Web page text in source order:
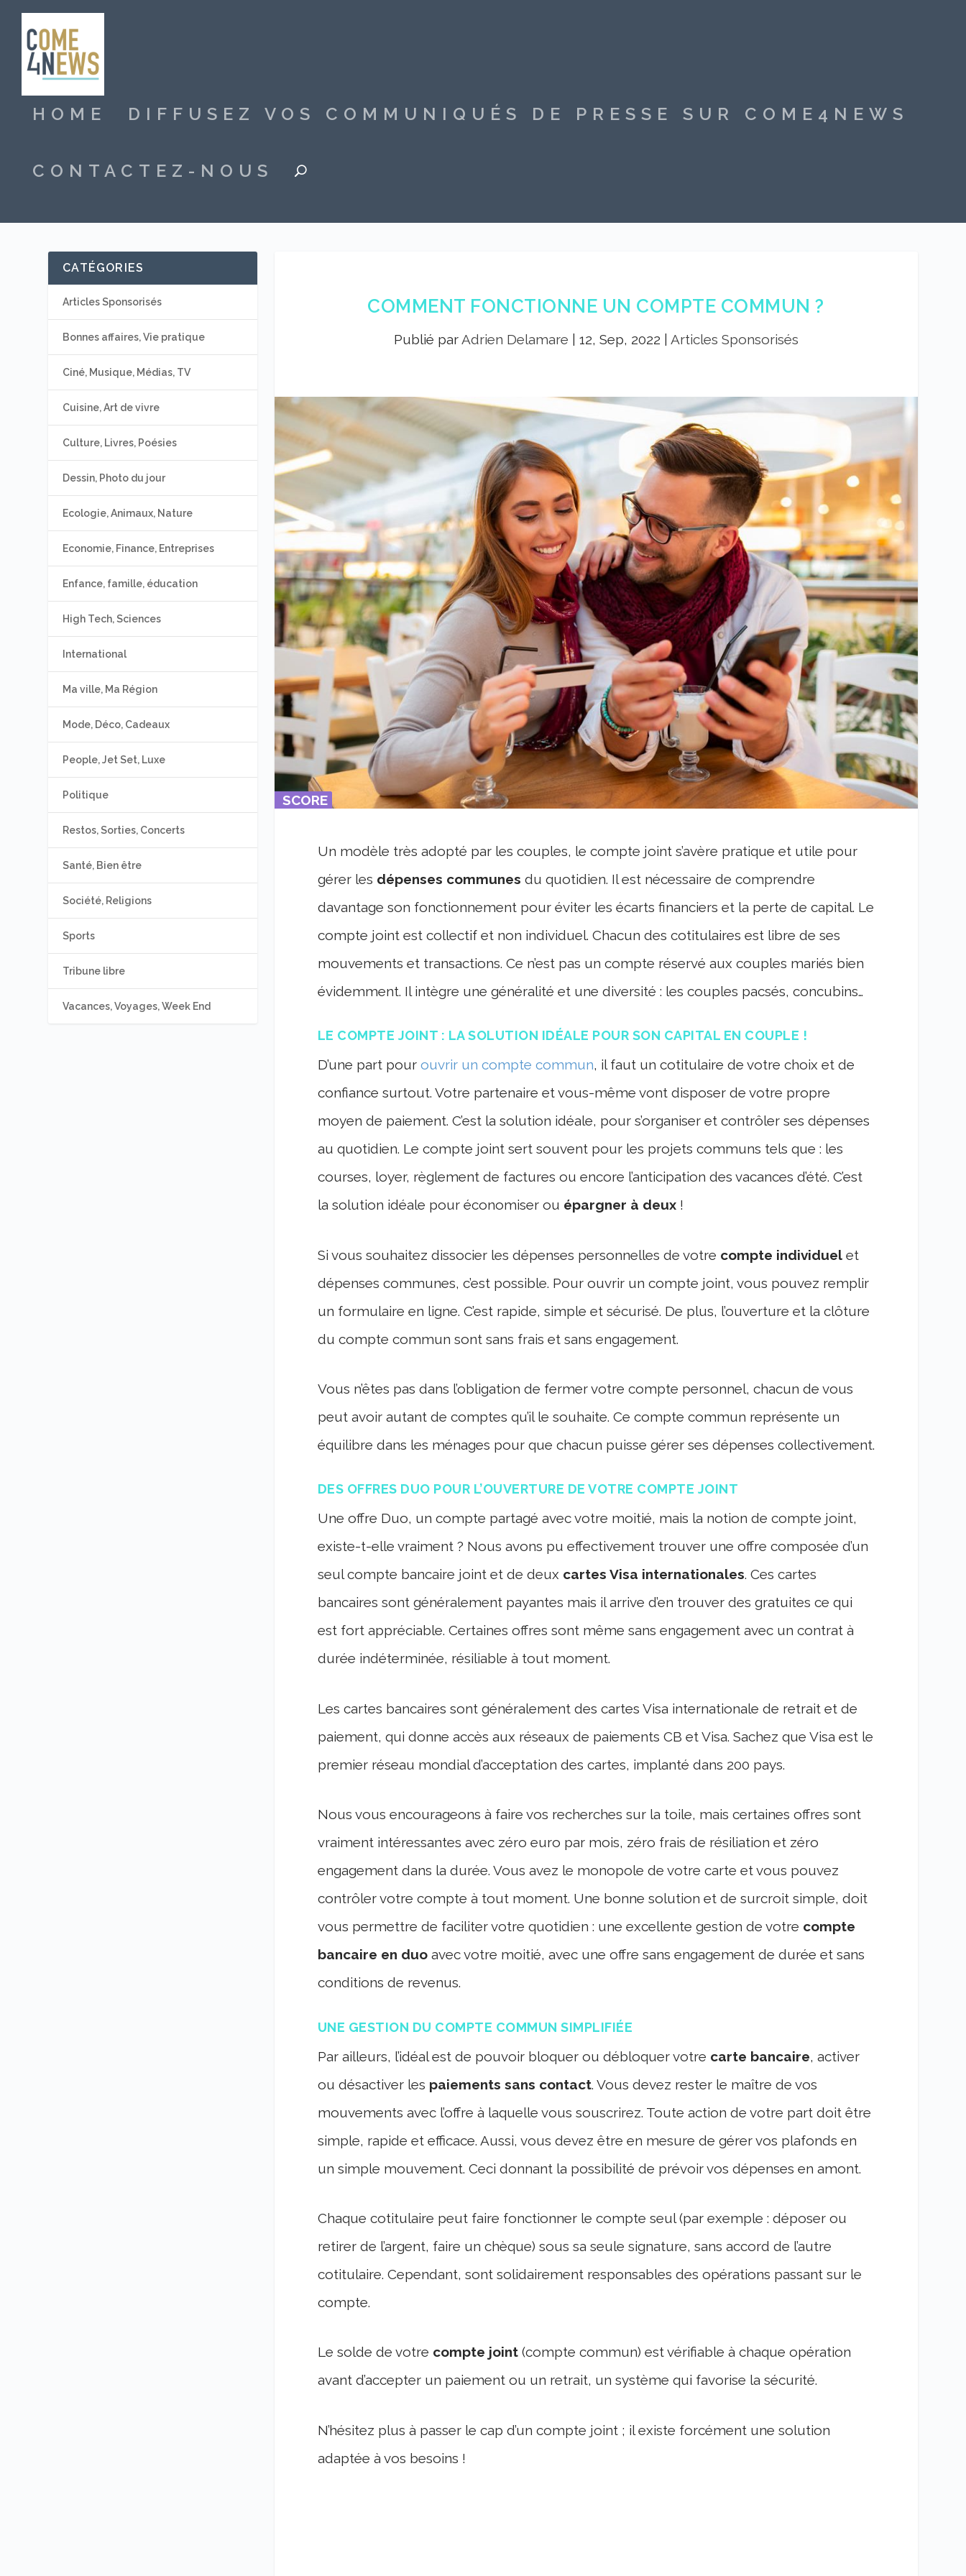
HOME DIFFUSEZ VOS COMMUNIQUÉS DE PRESSE SUR COME4NEWS
CONTACTEZ-NOUS
COMMENT FONCTIONNE UN COMPTE COMMUN ?
Publié parAdrien Delamare 12, Sep, 2022 Articles Sponsorisés
SCORE
SCORE
Un modèle très adopté par les couples, le compte joint s’avère pratique et utile pour
gérer les dépenses communes du quotidien. Il est nécessaire de comprendre
davantage son fonctionnement pour éviter les écarts financiers et la perte de capital. Le
compte joint est collectif et non individuel. Chacun des cotitulaires est libre de ses
mouvements et transactions. Ce n’est pas un compte réservé aux couples mariés bien
évidemment. Il intègre une généralité et une diversité : les couples pacsés, concubins…
LE COMPTE JOINT : LA SOLUTION IDÉALE POUR SON CAPITAL EN COUPLE !
D’une part pour ouvrir un compte commun, il faut un cotitulaire de votre choix et de
confiance surtout. Votre partenaire et vous-même vont disposer de votre propre
moyen de paiement. C’est la solution idéale, pour s’organiser et contrôler ses dépenses
au quotidien. Le compte joint sert souvent pour les projets communs tels que : les
courses, loyer, règlement de factures ou encore l’anticipation des vacances d’été. C’est
la solution idéale pour économiser ou épargner à deux !
Si vous souhaitez dissocier les dépenses personnelles de votre compte individuelet
dépenses communes, c’est possible. Pour ouvrir un compte joint, vous pouvez remplir
un formulaire en ligne. C’est rapide, simple et sécurisé. De plus, l’ouverture et la clôture
du compte commun sont sans frais et sans engagement.
Vous n’êtes pas dans l’obligation de fermer votre compte personnel, chacun de vous
peut avoir autant de comptes qu’il le souhaite. Ce compte commun représente un
équilibre dans les ménages pour que chacun puisse gérer ses dépenses collectivement.
DES OFFRES DUO POUR L’OUVERTURE DE VOTRE COMPTE JOINT
Une offre Duo, un compte partagé avec votre moitié, mais la notion de compte joint,
existe-t-elle vraiment ? Nous avons pu effectivement trouver une offre composée d’un
seul compte bancaire joint et de deux cartes Visa internationales. Ces cartes
bancaires sont généralement payantes mais il arrive d’en trouver des gratuites ce qui
est fort appréciable. Certaines offres sont même sans engagement avec un contrat à
durée indéterminée, résiliable à tout moment.
Les cartes bancaires sont généralement des cartes Visa internationale de retrait et de
paiement, qui donne accès aux réseaux de paiements CB et Visa. Sachez que Visa est le
premier réseau mondial d’acceptation des cartes, implanté dans 200 pays.
Nous vous encourageons à faire vos recherches sur la toile, mais certaines offres sont
vraiment intéressantes avec zéro euro par mois, zéro frais de résiliation et zéro
engagement dans la durée. Vous avez le monopole de votre carte et vous pouvez
contrôler votre compte à tout moment. Une bonne solution et de surcroit simple, doit
vous permettre de faciliter votre quotidien : une excellente gestion de votre compte
bancaire en duoavec votre moitié, avec une offre sans engagement de durée et sans
conditions de revenus.
UNE GESTION DU COMPTE COMMUN SIMPLIFIÉE
Par ailleurs, l’idéal est de pouvoir bloquer ou débloquer votre carte bancaire, activer
ou désactiver les paiements sans contact. Vous devez rester le maître de vos
mouvements avec l’offre à laquelle vous souscrirez. Toute action de votre part doit être
simple, rapide et efficace. Aussi, vous devez être en mesure de gérer vos plafonds en
un simple mouvement. Ceci donnant la possibilité de prévoir vos dépenses en amont.
Chaque cotitulaire peut faire fonctionner le compte seul (par exemple : déposer ou
retirer de l’argent, faire un chèque) sous sa seule signature, sans accord de l’autre
cotitulaire. Cependant, sont solidairement responsables des opérations passant sur le
compte.
Le solde de votre compte joint (compte commun) est vérifiable à chaque opération
avant d’accepter un paiement ou un retrait, un système qui favorise la sécurité.
N’hésitez plus à passer le cap d’un compte joint ; il existe forcément une solution
adaptée à vos besoins !
CATÉGORIES
Articles Sponsorisés
Bonnes affaires, Vie pratique
Ciné, Musique, Médias, TV
Cuisine, Art de vivre
Culture, Livres, Poésies
Dessin, Photo du jour
Ecologie, Animaux, Nature
Economie, Finance, Entreprises
Enfance, famille, éducation
High Tech, Sciences
International
Ma ville, Ma Région
Mode, Déco, Cadeaux
People, Jet Set, Luxe
Politique
Restos, Sorties, Concerts
Santé, Bien être
Société, Religions
Sports
Tribune libre
Vacances, Voyages, Week End